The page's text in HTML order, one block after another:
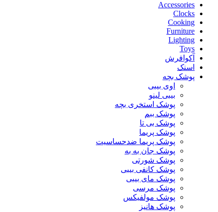
Accessories
Clocks
Cooking
Furniture
Lighting
Toys
آکوافرش
اسنک
پوشک بچه
اوی بیبی
بیبی لینو
پوشک استخری بچه
پوشک ببم
پوشک بی تا
پوشک پریما
پوشک پریما ضدحساسیت
پوشک جان به به
پوشک شورتی
پوشک کانفی بیبی
پوشک مای بیبی
پوشک مرسی
پوشک مولفیکس
پوشک هانیز